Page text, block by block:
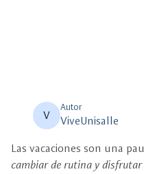
V
Autor
ViveUnisalle
Las vacaciones son una
cambiar de rutina y disfrutar